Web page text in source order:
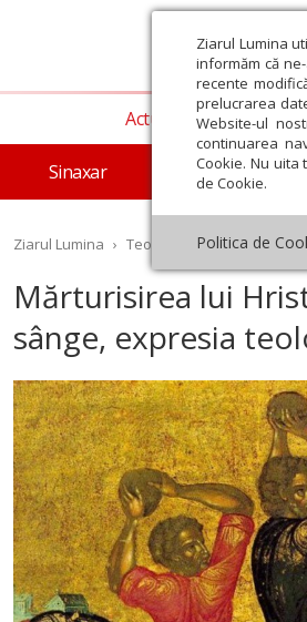
Ziarul Lumina
informăm că
recente
prelucrarea
Website-ul
continuarea
Cookie. Nu uita
de Cookie.
Politica de
Actualitate religioasă
Sinaxar Apostolul zilei
Ziarul Lumina › Teologie și spiritualitate ›
Mărturisirea lui
sânge, expresia
Octombrie Noiembrie